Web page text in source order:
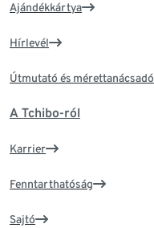
Ajándékkártya
Hírlevél
Útmutató és mérettanácsadó
A Tchibo-ról
Karrier
Fenntarthatóság
Sajtó